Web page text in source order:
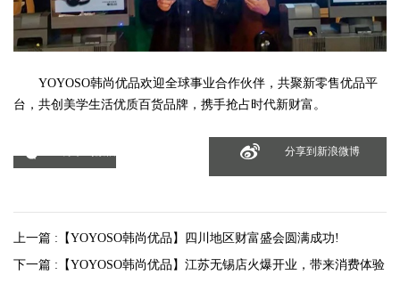
YOYOSO韩尚优品欢迎全球事业合作伙伴，共聚新零售优品平
台，共创美学生活优质百货品牌，携手抢占时代新财富。
分享到新浪微博
上一篇 : 【YOYOSO韩尚优品】四川地区财富盛会圆满成功!
下一篇 : 【YOYOSO韩尚优品】江苏无锡店火爆开业，带来消费体验